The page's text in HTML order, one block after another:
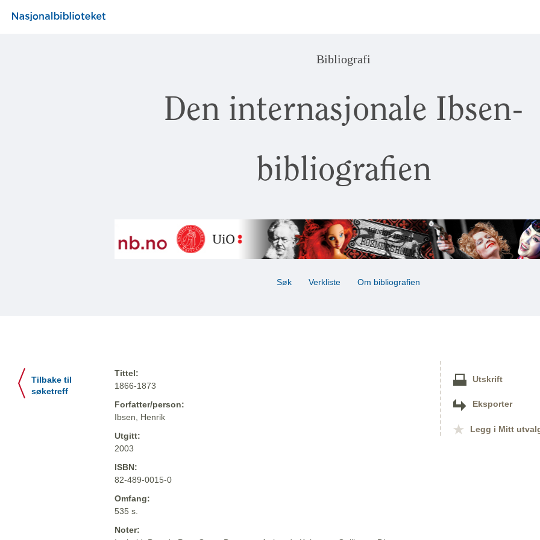
Bibliografi
Den internasjonale Ibsen-
bibliografien
Søk Verkliste Om bibliografien
Tilbake til
søketreff
Tittel:
1866-1873
Forfatter/person:
Ibsen, Henrik
Utgitt:
2003
ISBN:
82-489-0015-0
Omfang:
535 s.
Noter:
Utskrift
Eksporter
Legg i Mitt